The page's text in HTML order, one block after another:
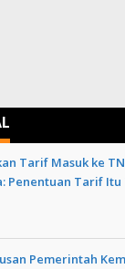
Tarif Masuk ke
Penentuan Tarif
Pemerintah